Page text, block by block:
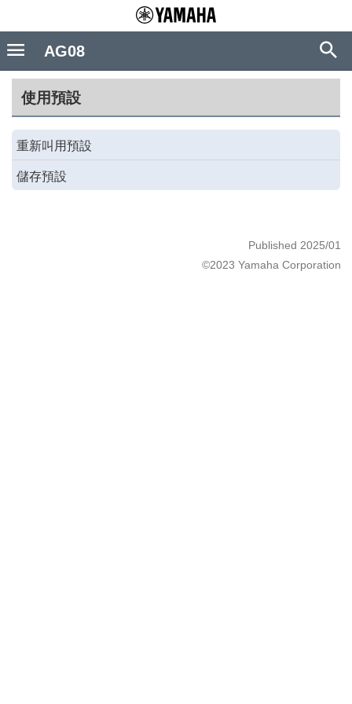
使用預設
重新叫用預設
儲存預設
Published 2025/01
©2023 Yamaha Corporation
AG08